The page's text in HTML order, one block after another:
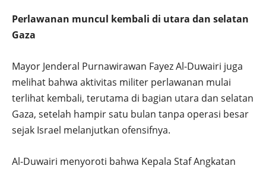
Perlawanan muncul kembali di utara dan selatan
Gaza
Mayor Jenderal Purnawirawan Fayez Al-Duwairi juga
melihat bahwa aktivitas militer perlawanan mulai
terlihat kembali, terutama di bagian utara dan selatan
Gaza, setelah hampir satu bulan tanpa operasi besar
sejak Israel melanjutkan ofensifnya.
Al-Duwairi menyoroti bahwa Kepala Staf Angkatan